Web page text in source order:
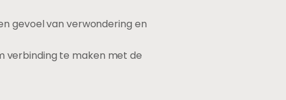
gevoel van verwondering en
verbinding te maken met de